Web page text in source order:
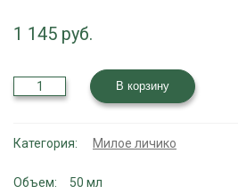
1 145
Количество
товара
В корзину
Категория: Милое личико
Объем
50 мл